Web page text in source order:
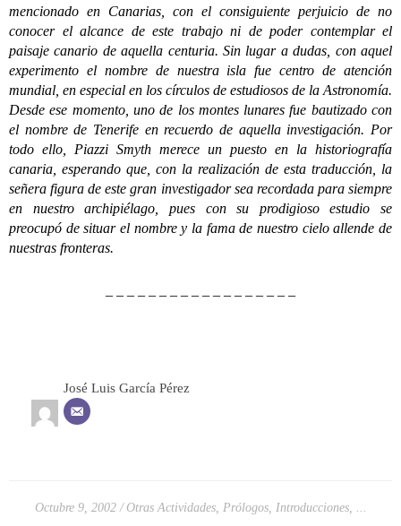
mencionado en Canarias, con el consiguiente perjuicio de no
conocer el alcance de este trabajo ni de poder contemplar el
paisaje canario de aquella centuria. Sin lugar a dudas, con aquel
experimento el nombre de nuestra isla fue centro de atención
mundial, en especial en los círculos de estudiosos de la Astronomía.
Desde ese momento, uno de los montes lunares fue bautizado con
el nombre de Tenerife en recuerdo de aquella investigación. Por
todo ello, Piazzi Smyth merece un puesto en la historiografía
canaria, esperando que, con la realización de esta traducción, la
señera figura de este gran investigador sea recordada para siempre
en nuestro archipiélago, pues con su prodigioso estudio se
preocupó de situar el nombre y la fama de nuestro cielo allende de
nuestras fronteras.
– – – – – – – – – – – – – – – – – –
José Luis García Pérez
Octubre 9, 2002 Otras Actividades, Prólogos, Introducciones, ...